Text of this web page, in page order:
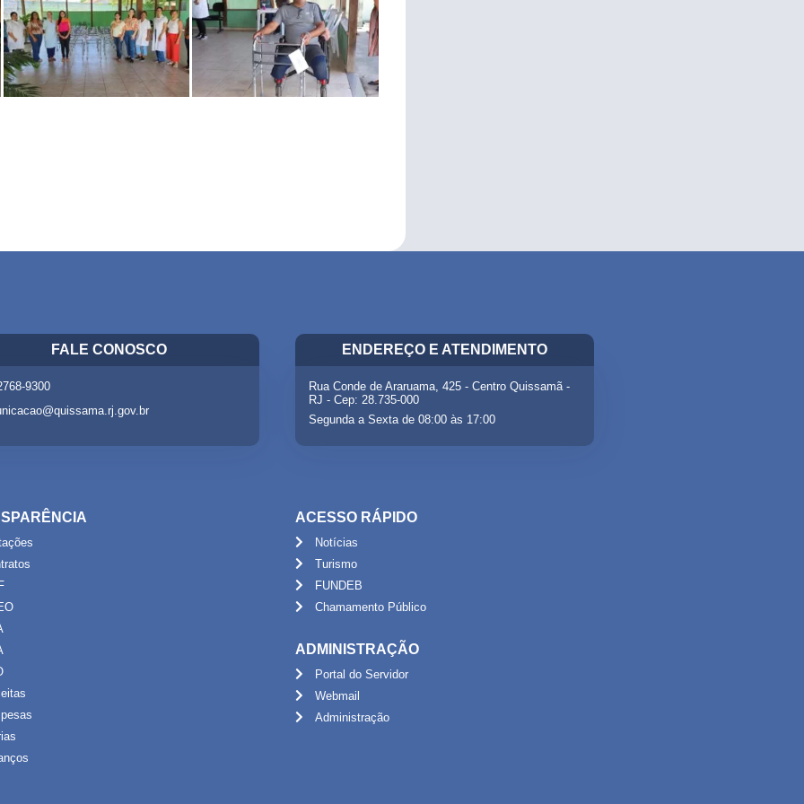
FALE CONOSCO
9300
ENDEREÇO E ATENDIMENTO
Rua Conde de Araruama, 425 - Centro Quissamã -
RJ - Cep: 28.735-000
Segunda a Sexta de 08:00 às 17:00
ACESSO RÁPIDO
Notícias
Turismo
FUNDEB
Chamamento Público
ADMINISTRAÇÃO
Portal do Servidor
Webmail
Administração